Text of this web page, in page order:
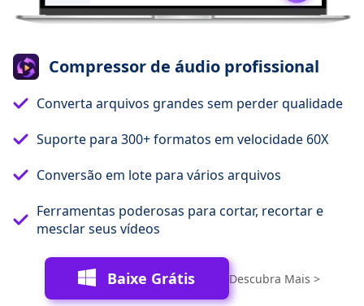
Compressor de áudio profissional
Converta arquivos grandes sem perder qualidade
Suporte para 300+ formatos em velocidade 60X
Conversão em lote para vários arquivos
Ferramentas poderosas para cortar, recortar e
mesclar seus vídeos
Baixe Grátis Descubra Mais >